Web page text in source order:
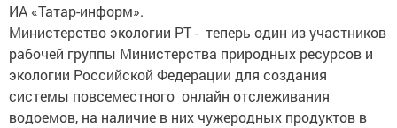
ИА «Татар-информ».
Министерство экологии РТ - теперь один из участников
рабочей группы Министерства природных ресурсов и
экологии Российской Федерации для создания
системы повсеместного онлайн отслеживания
водоемов, на наличие в них чужеродных продуктов в